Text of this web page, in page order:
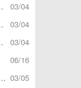
03/04
03/04
03/04
06/16
03/05